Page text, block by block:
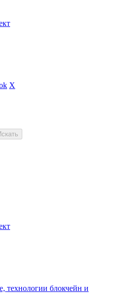
X
технологии блокчейн и